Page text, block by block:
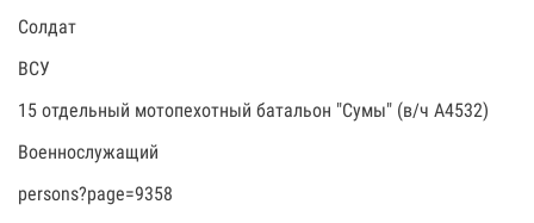
Солдат
ВСУ
15 отдельный мотопехотный батальон "Сумы" (в/ч А4532)
Военнослужащий
persons?page=9358